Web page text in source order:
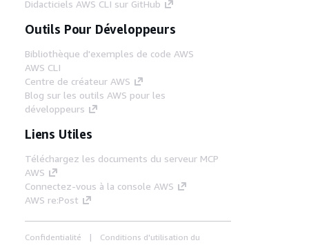
Didacticiels AWS CLI sur GitHub
Outils Pour Développeurs
Bibliothèque d'exemples de code AWS
AWS CLI
Centre de créateur AWS
Blog sur les outils AWS pour les
développeurs
Liens Utiles
Téléchargez les documents du serveur MCP
AWS
Connectez-vous à la console AWS
AWS re:Post
Confidentialité
Conditions d'utilisation du